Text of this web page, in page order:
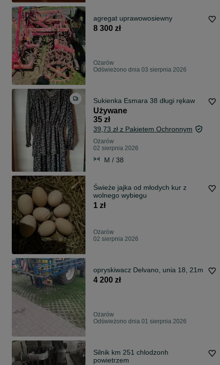
agregat uprawowosiewny
8 300 zł
Ożarów
Odświeżono dnia 03 sierpnia 2026
Sukienka Esmara 38 długi rękaw
Używane
35 zł
39,73 zł z Pakietem Ochronnym
Ożarów
02 sierpnia 2026
M / 38
Świeże jajka od młodych kur z
wolnego wybiegu
1 zł
Ożarów
02 sierpnia 2026
opryskiwacz Delvano, unia 18, 21m
4 200 zł
Ożarów
Odświeżono dnia 01 sierpnia 2026
Silnik km 251 chlodzonh
powietrzem